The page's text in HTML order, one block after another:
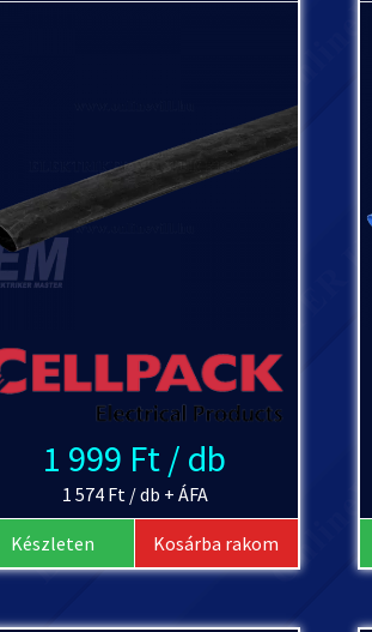
1 999 Ft / db
1 574 Ft / db + ÁFA
Készleten Kosárba rakom